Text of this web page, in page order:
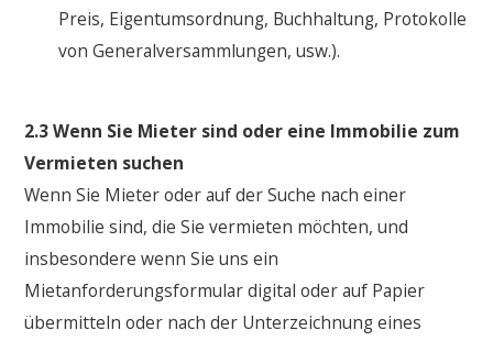
Preis, Eigentumsordnung, Buchhaltung, Protokolle
von Generalversammlungen, usw.).
2.3 Wenn Sie Mieter sind oder eine Immobilie zum
Vermieten suchen
Wenn Sie Mieter oder auf der Suche nach einer
Immobilie sind, die Sie vermieten möchten, und
insbesondere wenn Sie uns ein
Mietanforderungsformular digital oder auf Papier
übermitteln oder nach der Unterzeichnung eines